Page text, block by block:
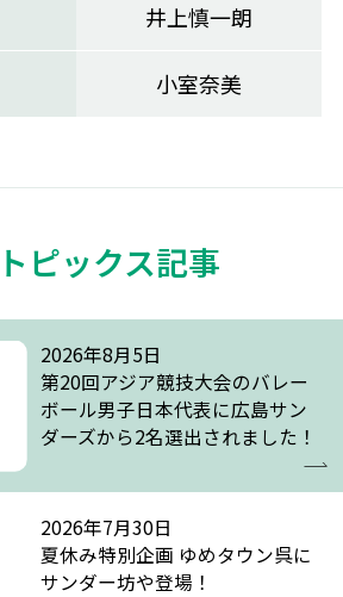
井上慎一朗
小室奈美
ピックス記事
2026年8月5日
第20回アジア競技大会のバレー
ボール男子日本代表に広島サン
ダーズから2名選出されました！
2026年7月30日
夏休み特別企画 ゆめタウン呉に
サンダー坊や登場！